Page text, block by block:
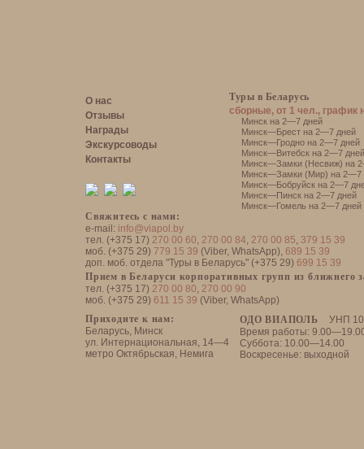
О нас
Отзывы
Награды
Экскурсоводы
Контакты
Свяжитесь с нами:
e-mail: info@viapol.by
тел. (+375 17) 270 00 60, 270 00 84, 270 00 85, 379 15 39
моб. (+375 29) 779 15 39 (Viber, WhatsApp), 689 15 39
доп. моб. отдела "Туры в Беларусь" (+375 29) 699 15 39
Прием в Беларуси корпоративных групп из ближнего
тел. (+375 17) 270 00 80, 270 00 90
моб. (+375 29) 611 15 39 (Viber, WhatsApp)
ОДО ВИАПОЛЬ
УНП
Время работы:
Суббота: 10.00—14.00
Воскресенье: выходной
Приходите к нам:
Беларусь, Минск
ул. Интернациональная, 14—4
метро Октябрьская, Немига
Туры в Беларусь
сборные, от 1 чел., график
Минск на 2—7 дней
Минск—Брест на 2—7 дней
Минск—Гродно на 2—7 дней
Минск—Витебск на 2—7 дней
Минск—Замки (Несвиж) на
Минск—Замки (Мир) на 2—7
Минск—Бобруйск на 2—7
Минск—Пинск на 2—7 дней
Минск—Гомель на 2—7 дней